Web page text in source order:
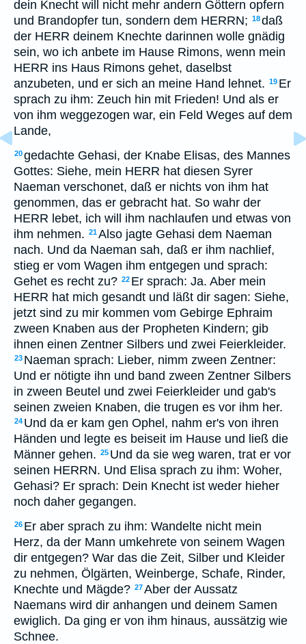
dein Knecht will nicht mehr andern Göttern opfern
und Brandopfer tun, sondern dem HERRN; 18daß
der HERR deinem Knechte darinnen wolle gnädig
sein, wo ich anbete im Hause Rimons, wenn mein
HERR ins Haus Rimons gehet, daselbst
anzubeten, und er sich an meine Hand lehnet. 19 Er
sprach zu ihm: Zeuch hin mit Frieden! Und als er
von ihm weggezogen war, ein Feld Weges auf dem
Lande,
20gedachte Gehasi, der Knabe Elisas, des Mannes
Gottes: Siehe, mein HERR hat diesen Syrer
Naeman verschonet, daß er nichts von ihm hat
genommen, das er gebracht hat. So wahr der
HERR lebet, ich will ihm nachlaufen und etwas von
ihm nehmen. 21Also jagte Gehasi dem Naeman
nach. Und da Naeman sah, daß er ihm nachlief,
stieg er vom Wagen ihm entgegen und sprach:
Gehet es recht zu? 22 Er sprach: Ja. Aber mein
HERR hat mich gesandt und läßt dir sagen: Siehe,
jetzt sind zu mir kommen vom Gebirge Ephraim
zween Knaben aus der Propheten Kindern; gib
ihnen einen Zentner Silbers und zwei Feierkleider.
23 Naeman sprach: Lieber, nimm zween Zentner:
Und er nötigte ihn und band zween Zentner Silbers
in zween Beutel und zwei Feierkleider und gab's
seinen zweien Knaben, die trugen es vor ihm her.
24 Und da er kam gen Ophel, nahm er's von ihren
Händen und legte es beiseit im Hause und ließ die
Männer gehen. 25 Und da sie weg waren, trat er vor
seinen HERRN. Und Elisa sprach zu ihm: Woher,
Gehasi? Er sprach: Dein Knecht ist weder hieher
noch daher gegangen.
26 Er aber sprach zu ihm: Wandelte nicht mein
Herz, da der Mann umkehrete von seinem Wagen
dir entgegen? War das die Zeit, Silber und Kleider
zu nehmen, Ölgärten, Weinberge, Schafe, Rinder,
Knechte und Mägde? 27Aber der Aussatz
Naemans wird dir anhangen und deinem Samen
ewiglich. Da ging er von ihm hinaus, aussätzig wie
Schnee.